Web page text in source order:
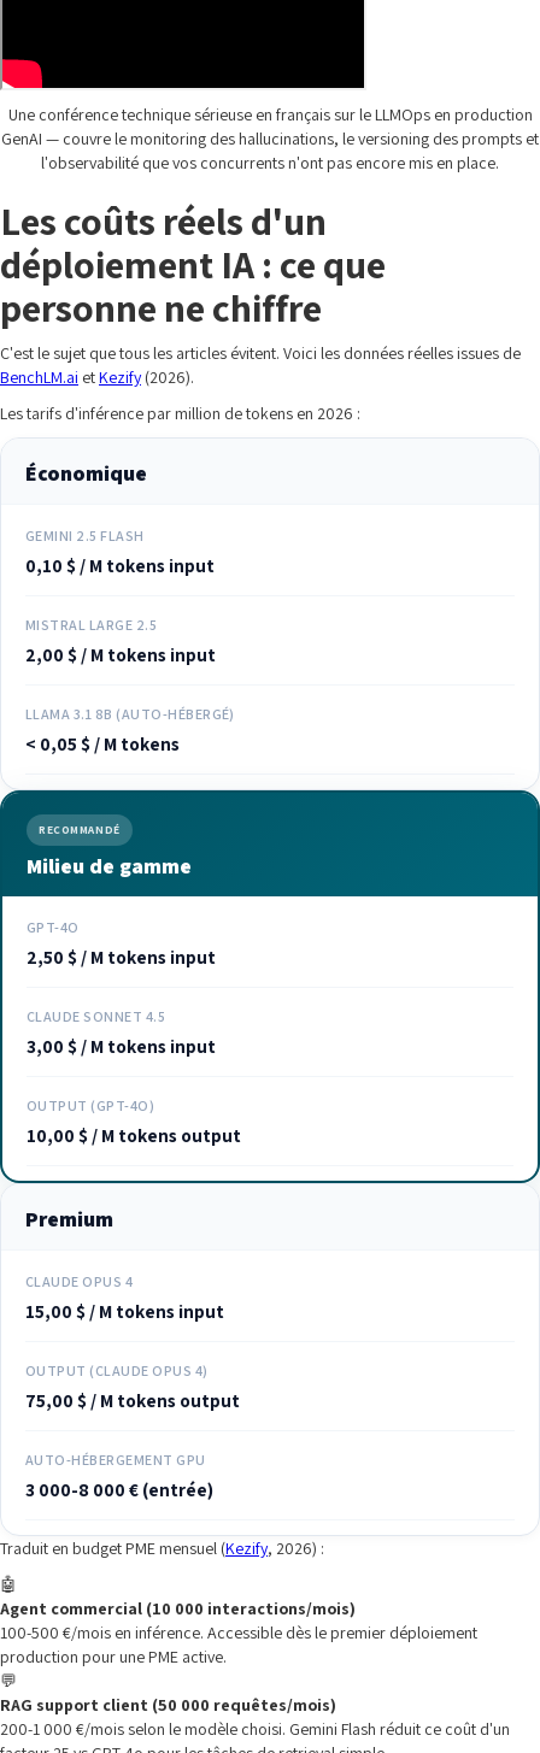
Une conférence technique sérieuse en français sur le LLMOps en production
GenAI — couvre le monitoring des hallucinations, le versioning des prompts et
l'observabilité que vos concurrents n'ont pas encore mis en place.
Les coûts réels d'un
déploiement IA : ce que
personne ne chiffre
C'est le sujet que tous les articles évitent. Voici les données réelles issues de
BenchLM.ai etKezify(2026).
Les tarifs d'inférence par million de tokens en 2026 :
Économique
GEMINI 2.5 FLASH
0,10 $ / M tokens input
MISTRAL LARGE 2.5
2,00 $ / M tokens input
LLAMA 3.1 8B (AUTO-HÉBERGÉ)
< 0,05 $ / M tokens
RECOMMANDÉ
Milieu de gamme
GPT-4O
2,50 $ / M tokens input
CLAUDE SONNET 4.5
3,00 $ / M tokens input
OUTPUT (GPT-4O)
10,00 $ / M tokens output
Premium
CLAUDE OPUS 4
15,00 $ / M tokens input
OUTPUT (CLAUDE OPUS 4)
75,00 $ / M tokens output
AUTO-HÉBERGEMENT GPU
3 000-8 000 € (entrée)
Traduit en budget PME mensuel (Kezify, 2026) :
🤖
Agent commercial (10 000 interactions/mois)
100-500 €/mois en inférence. Accessible dès le premier déploiement
production pour une PME active.
💬
RAG support client (50 000 requêtes/mois)
200-1 000 €/mois selon le modèle choisi. Gemini Flash réduit ce coût d'un